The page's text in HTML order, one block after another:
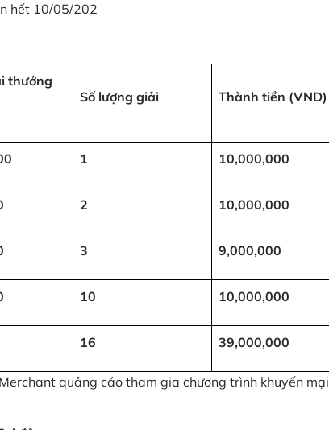
hết 10/05/202
thưởng
Số lượng giải Thành tiền (VND)
1 10,000,000
2 10,000,000
3 9,000,000
10 10,000,000
16 39,000,000
quảng cáo tham gia chương trình khuyến mại